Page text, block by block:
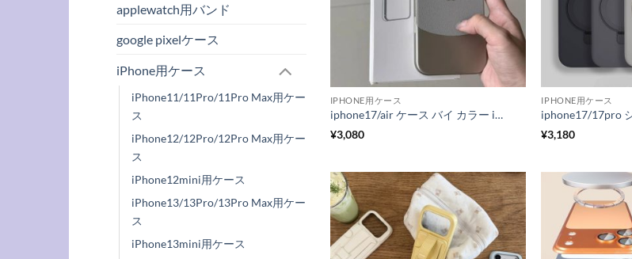
applewatch用バンド
google pixelケース
iPhone用ケース
iPhone11/11Pro/11Pro Max用ケー
ス
iPhone12/12Pro/12Pro Max用ケー
ス
iPhone12mini用ケース
iPhone13/13Pro/13Pro Max用ケー
ス
iPhone13mini用ケース
IPHONE用ケース
iphone17/air ケース バイ カラー iphone17pro/17promax ケース カメラ保護 iphone16/16plus ケース 個性 的 おしゃれ iphone16pro/15pro ケース シンプル おしゃれ
¥3,080
IPHONE用ケース
¥3,180